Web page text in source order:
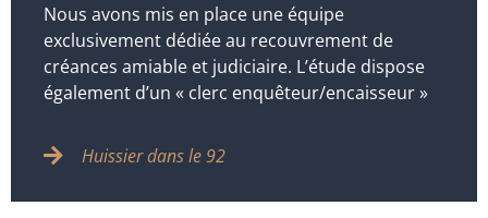
Nous avons mis en place une équipe
exclusivement dédiée au recouvrement de
créances amiable et judiciaire. L’étude dispose
également d’un « clerc enquêteur/encaisseur »
Huissier dans le 92